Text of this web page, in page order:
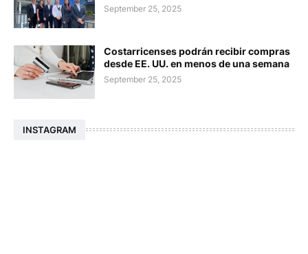
September 25, 2025
Costarricenses podrán recibir compras
desde EE. UU. en menos de una semana
September 25, 2025
INSTAGRAM